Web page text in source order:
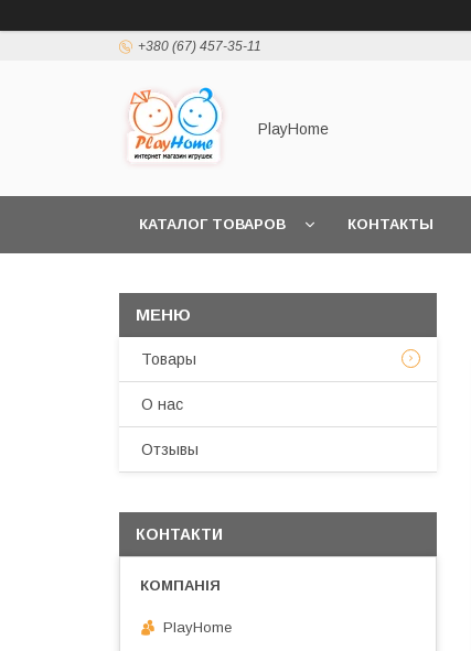
+380 (67) 457-35-11
PlayHome
КАТАЛОГ ТОВАРОВ КОНТАКТЫ
Товары
О нас
Отзывы
КОНТАКТИ
PlayHome